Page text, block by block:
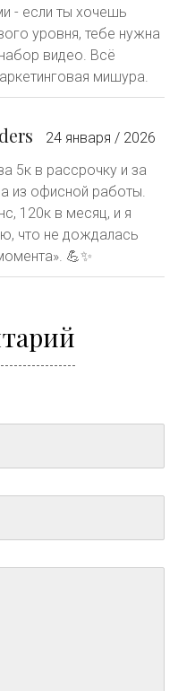
- если ты хочешь
уровня, тебе нужна
видео. Всё
мишура.
24 января / 2026
5к в рассрочку и за
из офисной работы.
120к в месяц, и я
что не дождалась
💪✨